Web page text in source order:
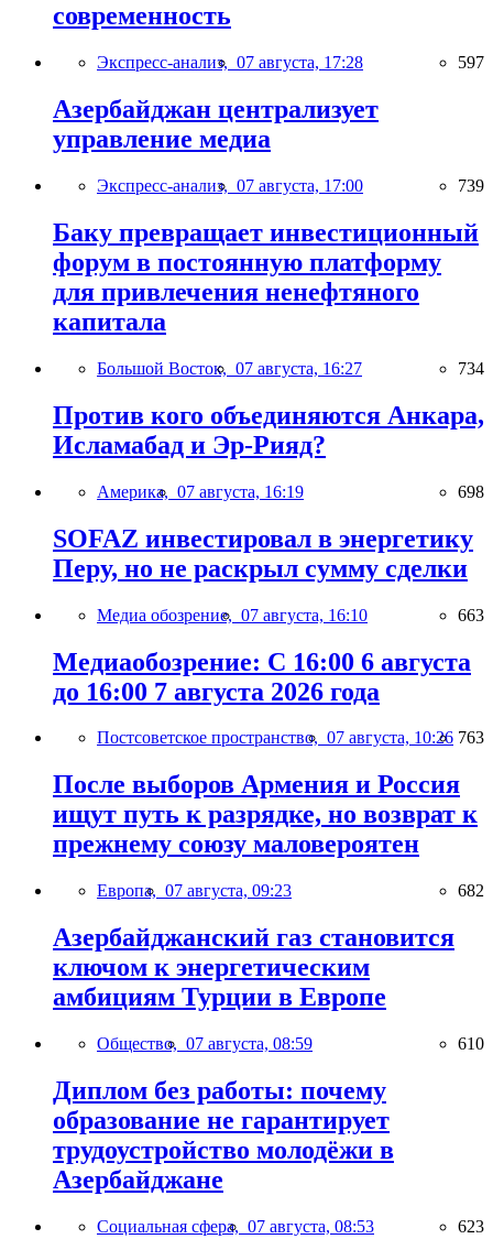
современность
Экспресс-анализ, 07 августа, 17:28 597
Азербайджан централизует
управление медиа
Экспресс-анализ, 07 августа, 17:00 739
Баку превращает инвестиционный
форум в постоянную платформу
для привлечения ненефтяного
капитала
Большой Восток, 07 августа, 16:27 734
Против кого объединяются Анкара,
Исламабад и Эр-Рияд?
Америка, 07 августа, 16:19 698
SOFAZ инвестировал в энергетику
Перу, но не раскрыл сумму сделки
Медиа обозрение, 07 августа, 16:10 663
Медиаобозрение: С 16:00 6 августа
до 16:00 7 августа 2026 года
Постсоветское пространство, 07 августа, 10:26 763
После выборов Армения и Россия
ищут путь к разрядке, но возврат к
прежнему союзу маловероятен
Европа, 07 августа, 09:23 682
Азербайджанский газ становится
ключом к энергетическим
амбициям Турции в Европе
Общество, 07 августа, 08:59 610
Диплом без работы: почему
образование не гарантирует
трудоустройство молодёжи в
Азербайджане
Социальная сфера, 07 августа, 08:53 623